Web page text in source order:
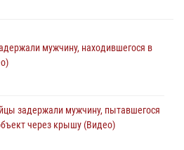
мужчину, находившегося в
задержали мужчину, пытавшегося
через крышу (Видео)